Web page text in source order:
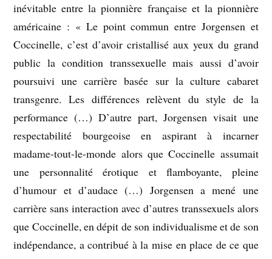
inévitable entre la pionnière française et la pionnière
américaine : « Le point commun entre Jorgensen et
Coccinelle, c’est d’avoir cristallisé aux yeux du grand
public la condition transsexuelle mais aussi d’avoir
poursuivi une carrière basée sur la culture cabaret
transgenre. Les différences relèvent du style de la
performance (…) D’autre part, Jorgensen visait une
respectabilité bourgeoise en aspirant à incarner
madame-tout-le-monde alors que Coccinelle assumait
une personnalité érotique et flamboyante, pleine
d’humour et d’audace (…) Jorgensen a mené une
carrière sans interaction avec d’autres transsexuels alors
que Coccinelle, en dépit de son individualisme et de son
indépendance, a contribué à la mise en place de ce que